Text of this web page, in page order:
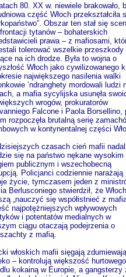
80. XX w. niewiele brakowało,
część Włoch przekształciła
Obszar ten stał się
tytanów – bohaterskich
prawa – z mafiosami,
tolerować wszelkie przeszkody
na ich drodze. Była to wojna o
Włoch jako cywilizowanego
największego nasilenia walki
’ndranghety mordowali ludzi
a mafia sycylijska usunęła
wrogów, prokuratorów
Falcone i Paola Borsellino,
rozpoczęła brutalną serię
w kontynentalnej części
czasach cień mafii nadal
się na państwo nękane wysokim
publicznym i wszechobecną
Policjanci codziennie narażają
życie, tymczasem jeden z
Berlusconiego stwierdził, że
„nauczyć się współistnieć z
najpotężniejszych wpływowych
i potentatów medialnych w
ciągu otaczają podejrzenia o
z mafią.
włoskich mafii sięgają
– kontrolują większość hurtowego
kokainą w Europie, a gangsterzy